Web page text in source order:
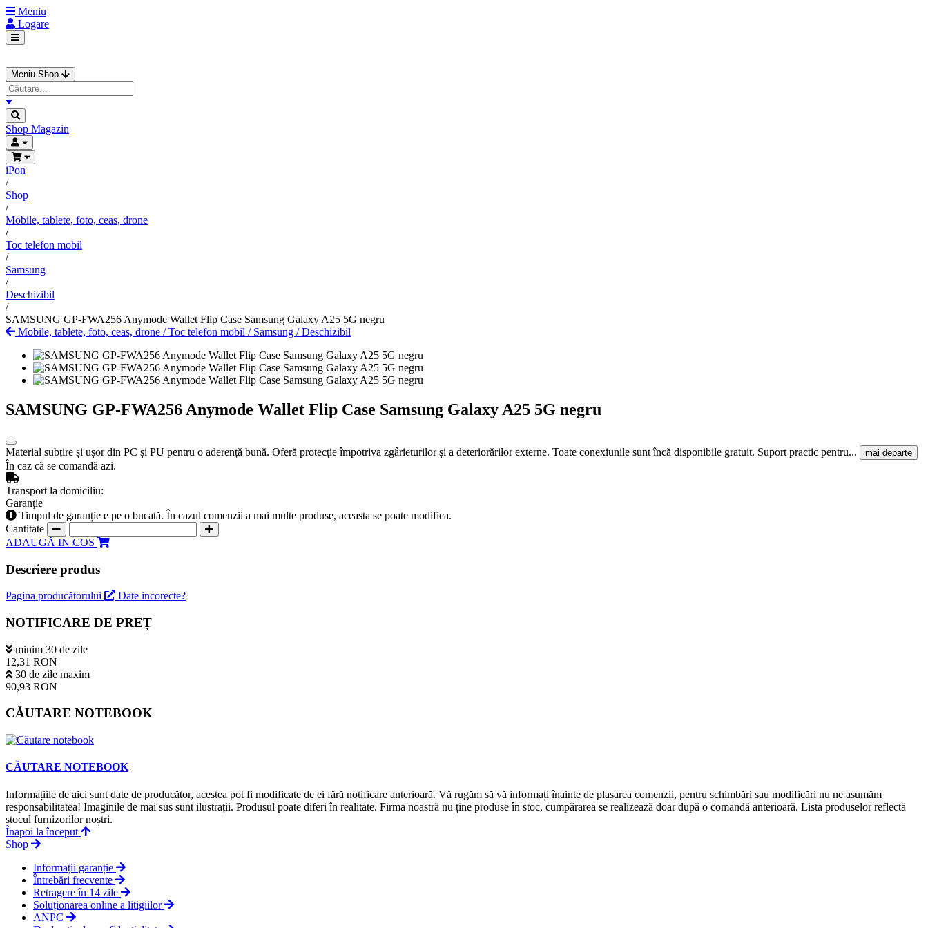
Meniu
Logare
Meniu Shop
Shop Magazin
iPon
/
Shop
/
Mobile, tablete, foto, ceas, drone
/
Toc telefon mobil
/
Samsung
/
Deschizibil
/
SAMSUNG GP-FWA256 Anymode Wallet Flip Case Samsung Galaxy A25 5G negru
Mobile, tablete, foto, ceas, drone /Toc telefon mobil / Samsung /Deschizibil
SAMSUNG GP-FWA256 Anymode Wallet Flip Case Samsung Galaxy A25 5G negru
Material subțire și ușor din PC și PU pentru o aderență bună. Oferă protecție împotriva zgârieturilor și a deteriorărilor externe. Toate conexiunile sunt încă disponibile gratuit. Suport practic pentru... mai departe
În caz că se comandă azi.
Transport la domiciliu:
Garanţie
Timpul de garanție e pe o bucată. În cazul comenzii a mai multe produse, aceasta se poate modifica.
Cantitate
ADAUGĂ IN COS
Descriere produs
Pagina producătorului Date incorecte?
NOTIFICARE DE PREȚ
minim 30 de zile
12,31 RON
30 de zile maxim
90,93 RON
CĂUTARE NOTEBOOK
CĂUTARE NOTEBOOK
Informațiile de aici sunt date de producător, acestea pot fi modificate de ei fără notificare anterioară. Vă rugăm să vă informați înainte de plasarea comenzii, pentru schimbări sau modificări nu ne asumăm
responsabilitatea! Imaginile de mai sus sunt ilustrații. Produsul poate diferi în realitate. Firma noastră nu ține produse în stoc, cumpărarea se realizează doar după o comandă anterioară. Lista produselor reflectă
stocul furnizorilor noștri.
Înapoi la început
Shop
Informații garanție
Întrebări frecvente
Retragere în 14 zile
Soluționarea online a litigiilor
ANPC